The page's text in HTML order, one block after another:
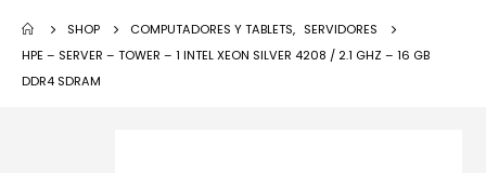
SHOP COMPUTADORES Y TABLETS, SERVIDORES
HPE – SERVER – TOWER – 1 INTEL XEON SILVER 4208 / 2.1 GHZ – 16 GB
DDR4 SDRAM